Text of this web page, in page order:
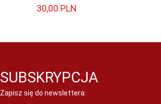
30,00 PLN
SUBSKRYPCJA
Zapisz się do newslettera: